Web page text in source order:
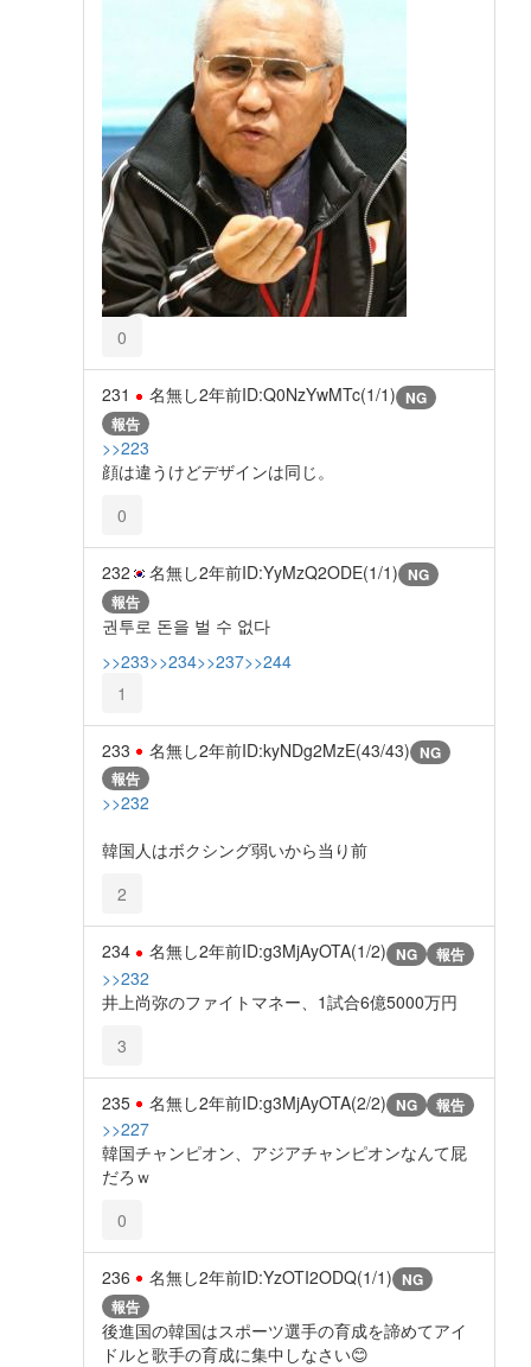
0
231 名無し2年前ID:Q0NzYwMTc(1/1) NG
報告
>>223
顔は違うけどデザインは同じ。
0
232 名無し2年前ID:YyMzQ2ODE(1/1) NG
報告
권투로 돈을 벌 수 없다
>>233>>234>>237>>244
1
233 名無し2年前ID:kyNDg2MzE(43/43) NG
報告
>>232
韓国人はボクシング弱いから当り前
2
234 名無し2年前ID:g3MjAyOTA(1/2) NG 報告
>>232
井上尚弥のファイトマネー、1試合6億5000万円
3
235 名無し2年前ID:g3MjAyOTA(2/2) NG 報告
>>227
韓国チャンピオン、アジアチャンピオンなんて屁
だろｗ
0
236 名無し2年前ID:YzOTI2ODQ(1/1) NG
報告
後進国の韓国はスポーツ選手の育成を諦めてアイ
ドルと歌手の育成に集中しなさい😊